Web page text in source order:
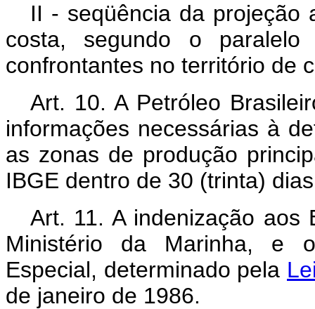
II - seqüência da projeção
costa, segundo o
confrontantes no território de
Art. 10. A Petróleo
informações necessárias à
as zonas de produção
IBGE dentro de 30 (trinta)
Art. 11. A indenização aos
Ministério da Marinha, e
Especial, determinado pela
de janeiro de 1986.